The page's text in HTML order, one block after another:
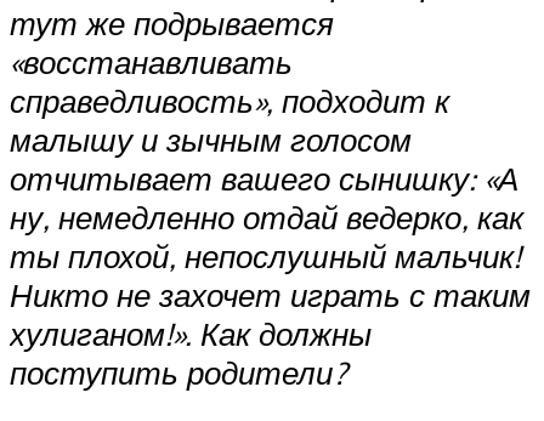
тут же подрывается
«восстанавливать
справедливость», подходит к
малышу и зычным голосом
отчитывает вашего сынишку: «А
ну, немедленно отдай ведерко, как
ты плохой, непослушный мальчик!
Никто не захочет играть с таким
хулиганом!». Как должны
поступить родители?